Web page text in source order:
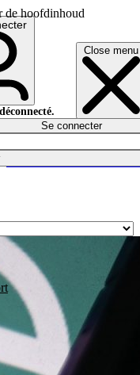
de hoofdinhoud
Close menu
Se connecter